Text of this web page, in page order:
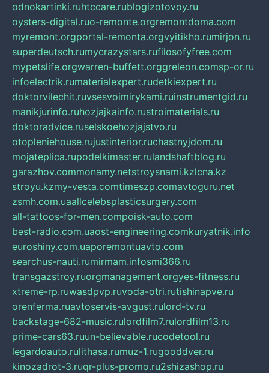
odnokartinki.ruhtccare.rublogizotovoy.ru
oysters-digital.ruo-remonte.orgremontdoma.com
myremont.orgportal-remonta.orgvyitikho.rumirjon.ru
superdeutsch.rumycrazystars.rufilosofyfree.com
mypetslife.orgwarren-buffett.orggreleon.comsp-or.ru
infoelectrik.rumaterialexpert.rudetkiexpert.ru
doktorvilechit.ruvsesvoimirykami.ruinstrumentgid.ru
manikjurinfo.ruhozjajkainfo.rustroimaterials.ru
doktoradvice.ruselskoehozjajstvo.ru
otopleniehouse.rujustinterior.ruchastnyjdom.ru
mojateplica.rupodelkimaster.rulandshaftblog.ru
garazhov.commonamy.netstroysnami.kzlcna.kz
stroyu.kzmy-vesta.comtimeszp.comavtoguru.net
zsmh.com.uaallcelebsplasticsurgery.com
all-tattoos-for-men.compoisk-auto.com
best-radio.com.uaost-engineering.comkuryatnik.info
euroshiny.com.uaporemontuavto.com
searchus-nauti.rumirmam.infosmi366.ru
transgazstroy.ruorgmanagement.orgyes-fitness.ru
xtreme-rp.ruwasdpvp.ruvoda-otri.rutishinapve.ru
orenferma.ruavtoservis-avgust.rulord-tv.ru
backstage-682-music.rulordfilm7.rulordfilm13.ru
prime-cars63.ruun-believable.rucodetool.ru
legardoauto.rulithasa.rumuz-1.rugooddver.ru
kinozadrot-3.ruqr-plus-promo.ru2shizashop.ru